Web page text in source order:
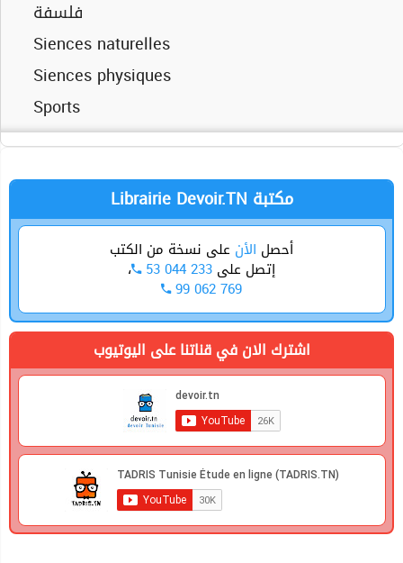
فلسفة
Siences naturelles
Siences physiques
Sports
Technique
Siences physiques
Technique
Librairie Devoir.TN مكتبة
أحصل الأن على نسخة من الكتب
إتصل على 53 044 233 ،
99 062 769
اشترك الان في قناتنا على اليوتيوب